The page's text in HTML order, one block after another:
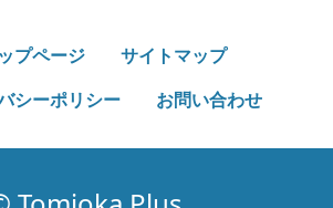
プページ
サイトマップ
シーポリシー
お問い合わせ